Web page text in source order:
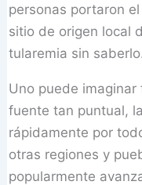
personas portaron
sitio de origen local
tularemia sin
Uno puede
fuente tan puntual,
rápidamente por
otras regiones y
popularmente